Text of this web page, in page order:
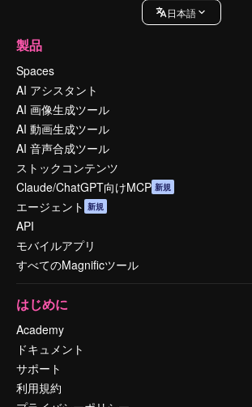
日本語
製品
Spaces
AI アシスタント
AI 画像生成ツール
AI 動画生成ツール
AI 音声合成ツール
ストックコンテンツ
Claude/ChatGPT向けMCP 新規
エージェント 新規
API
モバイルアプリ
すべてのMagnificツール
はじめに
Academy
ドキュメント
サポート
利用規約